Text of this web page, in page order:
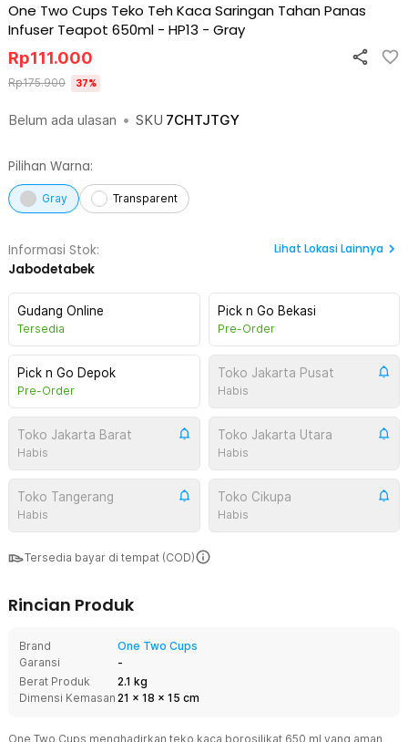
One Two Cups Teko Teh Kaca Saringan Tahan Panas
Infuser Teapot 650ml - HP13 - Gray
Belum ada ulasan • SKU 7CHTJTGY
Rp111.000
Rp175.900 37%
Pilihan Warna:
Gray Transparent
Informasi Stok:
Jabodetabek
Lihat Lokasi Lainnya
Gudang Online
Tersedia
Pick n Go Bekasi
Pre-Order
Pick n Go Depok
Pre-Order
Toko Jakarta Pusat
Habis
Toko Jakarta Barat
Habis
Toko Jakarta Utara
Habis
Toko Tangerang
Habis
Toko Cikupa
Habis
Tersedia bayar di tempat (COD)
Rincian Produk
Brand
One Two Cups
Garansi
-
Berat Produk
2.1 kg
Dimensi Kemasan 21 x 18 x 15 cm
One Two Cups menghadirkan teko kaca borosilikat 650 ml yang aman